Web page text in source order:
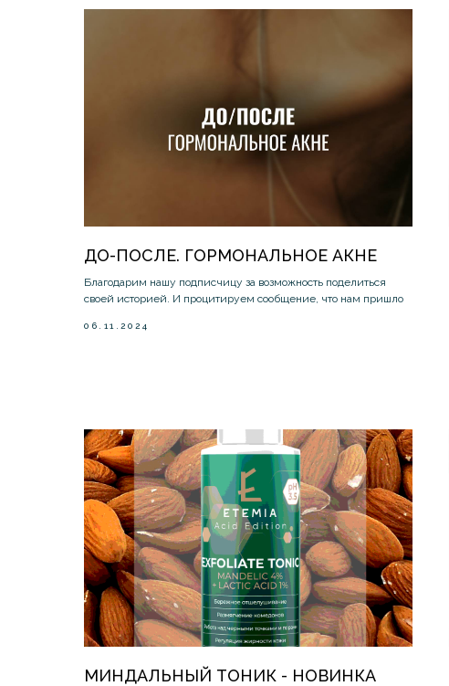
ДО-ПОСЛЕ. ГОРМОНАЛЬНОЕ АКНЕ
Благодарим нашу подписчицу за возможность поделиться
своей историей. И процитируем сообщение, что нам пришло
06.11.2024
МИНДАЛЬНЫЙ ТОНИК - НОВИНКА